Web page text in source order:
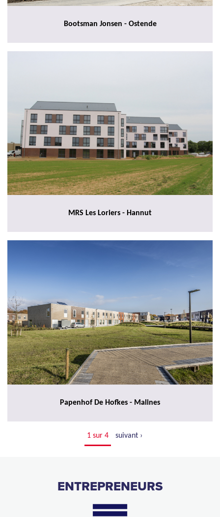
Bootsman Jonsen - Ostende
MRS Les Loriers - Hannut
Papenhof De Hofkes - Malines
1 sur 4 suivant ›
ENTREPRENEURS